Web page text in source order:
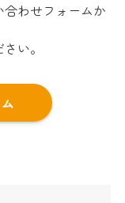
わせフォームか
い。